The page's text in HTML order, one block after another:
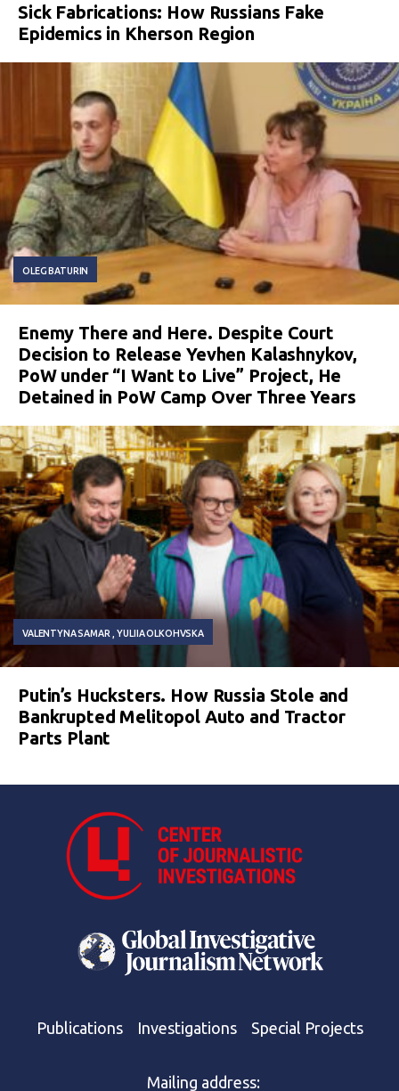
Sick Fabrications: How Russians Fake
Epidemics in Kherson Region
OLEG BATURIN
Enemy There and Here. Despite Court
Decision to Release Yevhen Kalashnykov,
PoW under “I Want to Live” Project, He
Detained in PoW Camp Over Three Years
VALENTYNA SAMAR YULIIA OLKOHVSKA
Putin’s Hucksters. How Russia Stole and
Bankrupted Melitopol Auto and Tractor
Parts Plant
Publications Investigations Special Projects
Mailing address: